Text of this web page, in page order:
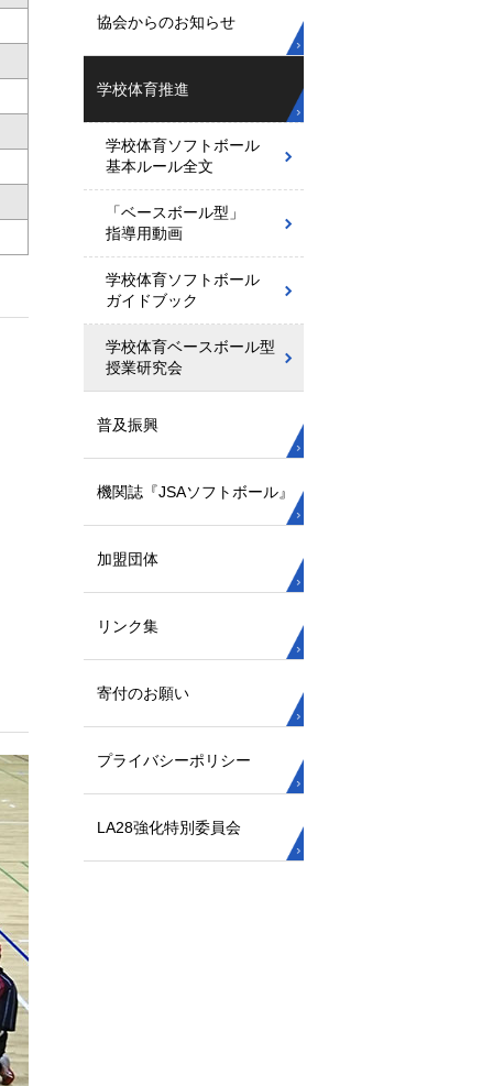
協会からのお知らせ
学校体育推進
学校体育ソフトボール
基本ルール全文
「ベースボール型」
指導用動画
学校体育ソフトボール
ガイドブック
学校体育ベースボール型
授業研究会
普及振興
機関誌『JSAソフトボール』
加盟団体
リンク集
寄付のお願い
プライバシーポリシー
LA28強化特別委員会